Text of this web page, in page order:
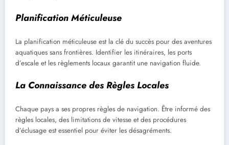
Planification Méticuleuse
La planification méticuleuse est la clé du succès pour des aventures
aquatiques sans frontières. Identifier les itinéraires, les ports
d’escale et les règlements locaux garantit une navigation fluide.
La Connaissance des Règles Locales
Chaque pays a ses propres règles de navigation. Être informé des
règles locales, des limitations de vitesse et des procédures
d’éclusage est essentiel pour éviter les désagréments.